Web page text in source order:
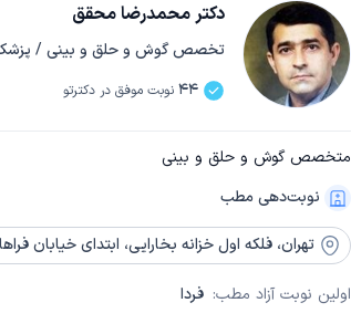
دکتر محمدرضا محقق
تخصص گوش و حلق و بینی /
44 نوبت موفق در دکترتو
متخصص گوش و حلق و بینی
نوبت‌دهی مطب
تهران، فلکه اول خزانه بخارایی، ابتدای خیابان فراهانی،
اولین نوبت آزاد مطب: فردا